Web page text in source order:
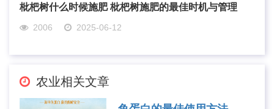
枇杷树什么时候施肥 枇杷树施肥的最佳时机与管理
2006 2025-06-12
农业相关文章